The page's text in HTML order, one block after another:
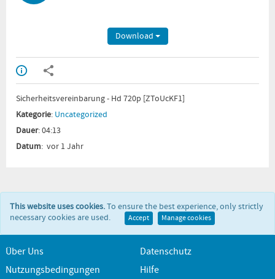
Download
Sicherheitsvereinbarung - Hd 720p [ZToUcKF1]
Kategorie: Uncategorized
Dauer: 04:13
Datum: vor 1 Jahr
This website uses cookies.To ensure the best experience, only strictly
necessary cookies are used.
Accept Manage cookies
Über Uns
Datenschutz
Nutzungsbedingungen
Hilfe